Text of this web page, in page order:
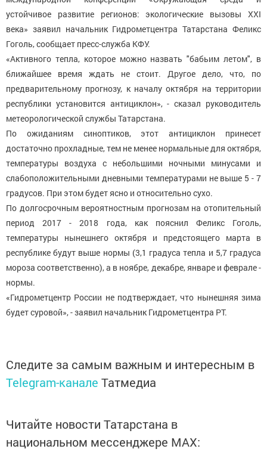
устойчивое развитие регионов: экологические вызовы XXI
века» заявил начальник Гидрометцентра Татарстана Феликс
Гоголь, сообщает пресс-служба КФУ.
«Активного тепла, которое можно назвать "бабьим летом", в
ближайшее время ждать не стоит. Другое дело, что, по
предварительному прогнозу, к началу октября на территории
республики установится антициклон», - сказал руководитель
метеорологической службы Татарстана.
По ожиданиям синоптиков, этот антициклон принесет
достаточно прохладные, тем не менее нормальные для октября,
температуры воздуха с небольшими ночными минусами и
слабоположительными дневными температурами не выше 5 - 7
градусов. При этом будет ясно и относительно сухо.
По долгосрочным вероятностным прогнозам на отопительный
период 2017 - 2018 года, как пояснил Феликс Гоголь,
температуры нынешнего октября и предстоящего марта в
республике будут выше нормы (3,1 градуса тепла и 5,7 градуса
мороза соответственно), а в ноябре, декабре, январе и феврале -
нормы.
«Гидрометцентр России не подтверждает, что нынешняя зима
будет суровой», - заявил начальник Гидрометцентра РТ.
Следите за самым важным и интересным в
Telegram-канале Татмедиа
Читайте новости Татарстана в
национальном мессенджере MАХ: